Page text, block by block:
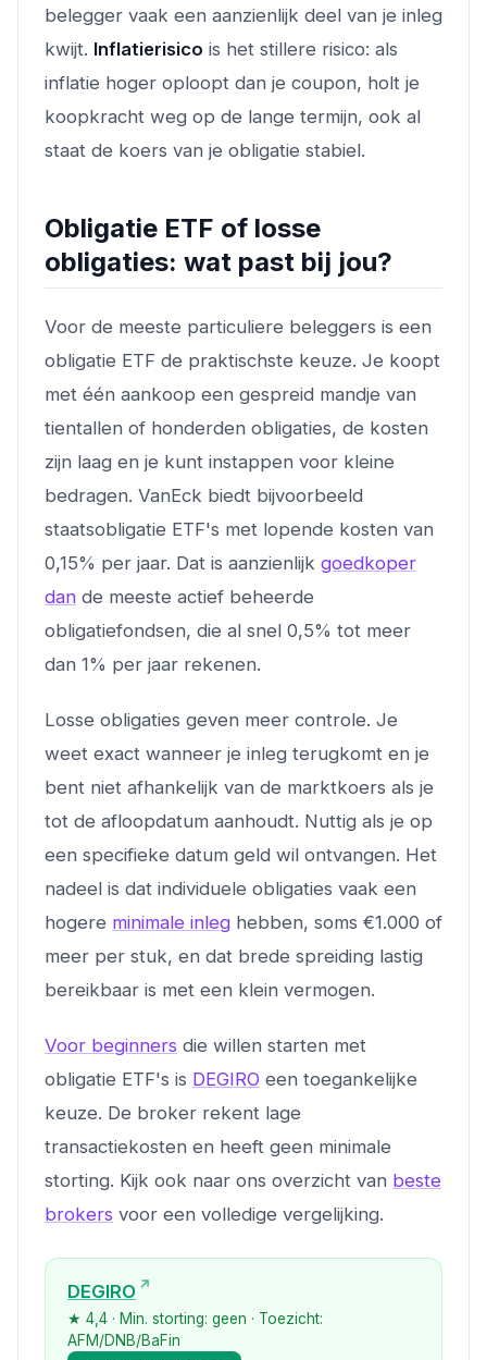
belegger vaak een aanzienlijk deel van je inleg
kwijt. Inflatierisico is het stillere risico: als
inflatie hoger oploopt dan je coupon, holt je
koopkracht weg op de lange termijn, ook al
staat de koers van je obligatie stabiel.
Obligatie ETF of losse
obligaties: wat past bij jou?
Voor de meeste particuliere beleggers is een
obligatie ETF de praktischste keuze. Je koopt
met één aankoop een gespreid mandje van
tientallen of honderden obligaties, de kosten
zijn laag en je kunt instappen voor kleine
bedragen. VanEck biedt bijvoorbeeld
staatsobligatie ETF's met lopende kosten van
0,15% per jaar. Dat is aanzienlijk goedkoper
dan de meeste actief beheerde
obligatiefondsen, die al snel 0,5% tot meer
dan 1% per jaar rekenen.
Losse obligaties geven meer controle. Je
weet exact wanneer je inleg terugkomt en je
bent niet afhankelijk van de marktkoers als je
tot de afloopdatum aanhoudt. Nuttig als je op
een specifieke datum geld wil ontvangen. Het
nadeel is dat individuele obligaties vaak een
hogere minimale inleg hebben, soms €1.000 of
meer per stuk, en dat brede spreiding lastig
bereikbaar is met een klein vermogen.
Voor beginners die willen starten met
obligatie ETF's is DEGIRO een toegankelijke
keuze. De broker rekent lage
transactiekosten en heeft geen minimale
storting. Kijk ook naar ons overzicht van beste
brokers voor een volledige vergelijking.
DEGIRO
★ 4,4 · Min. storting: geen · Toezicht:
AFM/DNB/BaFin